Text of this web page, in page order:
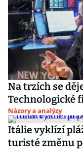
Na trzích se
Technologické
Názory a analýzy
Itálie vyklízí
turisté změnu